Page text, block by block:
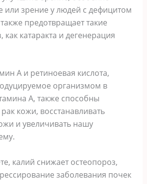
или зрение у людей с дефицитом
предотвращает такие
как катаракта и дегенерация
А и ретиноевая кислота,
организмом в
А, также способны
кожи, восстанавливать
и увеличивать нашу
калий снижает остеопороз,
заболевания почек